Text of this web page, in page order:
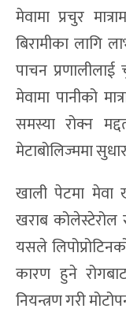
मेवामा प्रचुर
बिरामीका लागि
पाचन
मेवामा पानीको
समस्या रोक्न
मेटाबोलिज्ममा
खाली पेटमा मेवा
खराब कोलेस्टेरोल
यसले
कारण हुने
नियन्त्रण गरी